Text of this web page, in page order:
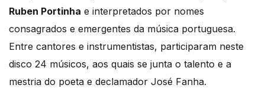
Ruben Portinha e interpretados por nomes
consagrados e emergentes da música portuguesa.
Entre cantores e instrumentistas, participaram neste
disco 24 músicos, aos quais se junta o talento e a
mestria do poeta e declamador José Fanha.